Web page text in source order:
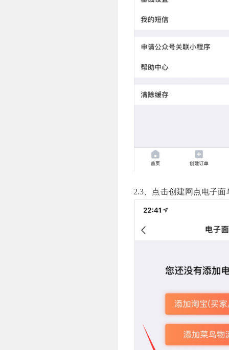
2.3、点击创建网点电子面